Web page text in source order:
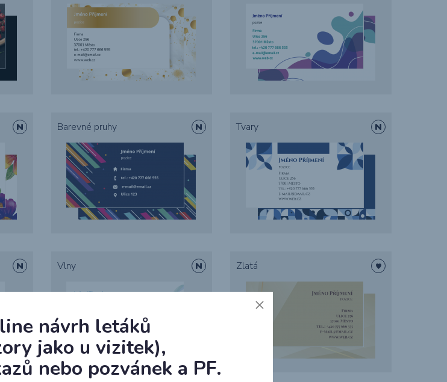
Barevné pruhy Tvary
Vlny Zlatá
návrh letáků
jako u vizitek),
nebo pozvánek a PF.